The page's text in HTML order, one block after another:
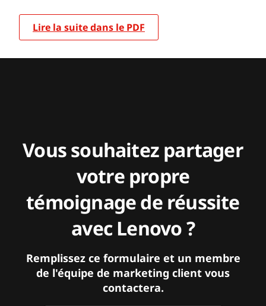
Lire la suite dans le PDF
Vous souhaitez partager
votre propre
témoignage de réussite
avec Lenovo ?
Remplissez ce formulaire et un membre
de l'équipe de marketing client vous
contactera.